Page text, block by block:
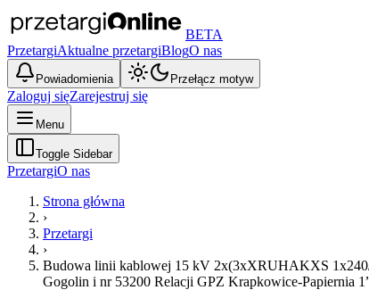
BETA
PrzetargiAktualne przetargiBlogO nas
Powiadomienia Przełącz motyw
Zaloguj sięZarejestruj się
Menu
Toggle Sidebar
PrzetargiO nas
Strona główna
›
Przetargi
›
Budowa linii kablowej 15 kV 2x(3xXRUHAKXS 1x240/
Gogolin i nr 53200 Relacji GPZ Krapkowice-Papiernia